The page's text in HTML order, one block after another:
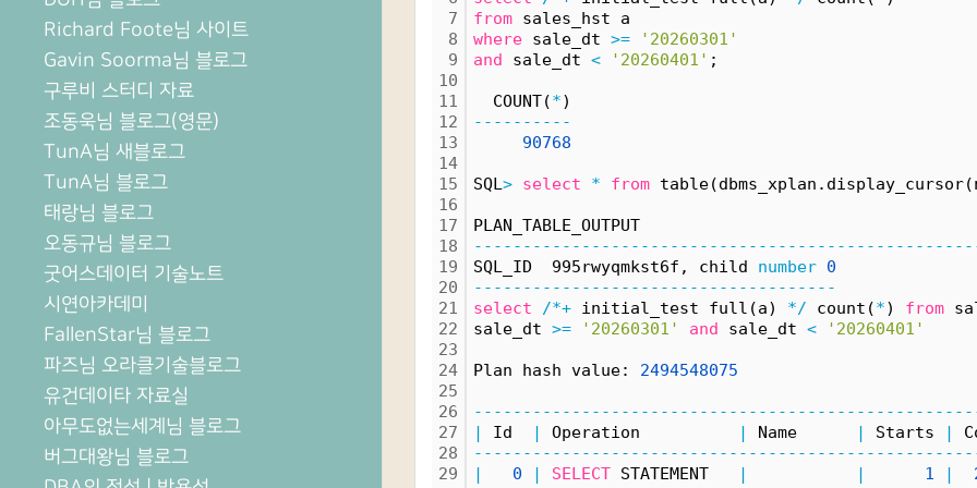
Richard Foote님 사이트
Gavin Soorma님 블로그
구루비 스터디 자료
조동욱님 블로그(영문)
TunA님 새블로그
TunA님 블로그
태랑님 블로그
오동규님 블로그
굿어스데이터 기술노트
시연아카데미
FallenStar님 블로그
파즈님 오라클기술블로그
유건데이타 자료실
아무도없는세계님 블로그
버그대왕님 블로그
7
8
9
10
11
12
13
14
15
16
17
18
19
20
21
22
23
24
25
26
27
28
29
from sales_hst a
where sale_dt >=
'20260301'
and sale_dt < '20260401' ;
COUNT(*)
----------
90768
SQL> select * from
PLAN_TABLE_OUTPUT
SQL_ID  995rwyqmkst6f, child number 0
-------------------------------------
select
/*+ initial_test full(a) */ count(*) from
sale_dt >= '20260301' and sale_dt < '20260401'
Plan hash value: 2494548075
|
Id | Operation | Name | Starts |
|
0 | SELECT STATEMENT | | 1 |